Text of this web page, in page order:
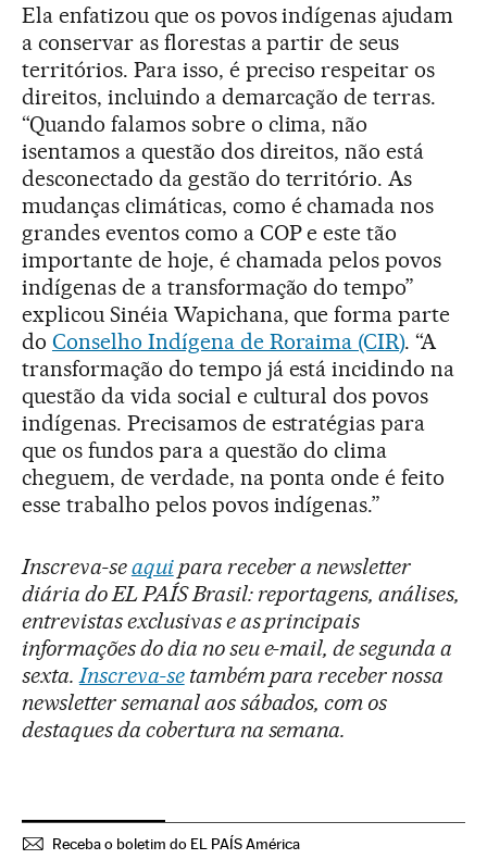
Ela enfatizou que os povos indígenas ajudam
a conservar as florestas a partir de seus
territórios. Para isso, é preciso respeitar os
direitos, incluindo a demarcação de terras.
“Quando falamos sobre o clima, não
isentamos a questão dos direitos, não está
desconectado da gestão do território. As
mudanças climáticas, como é chamada nos
grandes eventos como a COP e este tão
importante de hoje, é chamada pelos povos
indígenas de a transformação do tempo”
explicou Sinéia Wapichana, que forma parte
do Conselho Indígena de Roraima (CIR). “A
transformação do tempo já está incidindo na
questão da vida social e cultural dos povos
indígenas. Precisamos de estratégias para
que os fundos para a questão do clima
cheguem, de verdade, na ponta onde é feito
esse trabalho pelos povos indígenas.”
Inscreva-seaquipara receber a newsletter
diária do EL PAÍS Brasil: reportagens, análises,
entrevistas exclusivas e as principais
informações do dia no seu e-mail, de segunda a
sexta. Inscreva-setambém para receber nossa
newsletter semanal aos sábados, com os
destaques da cobertura na semana.
Receba o boletim do EL PAÍS América